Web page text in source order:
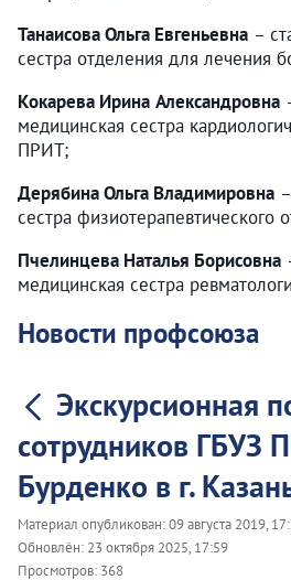
Танаисова Ольга Евгеньевна –
сестра отделения для лечения
Кокарева Ирина Александровна
медицинская сестра
ПРИТ;
Дерябина Ольга Владимировна
сестра физиотерапевтического
Пчелинцева Наталья Борисовна
медицинская сестра
Новости профсоюза
Экскурсионная
сотрудников ГБУЗ
Бурденко в г.
Материал опубликован:09 августа 2019,
Обновлён: 23 октября 2025, 17:59
Просмотров: 368